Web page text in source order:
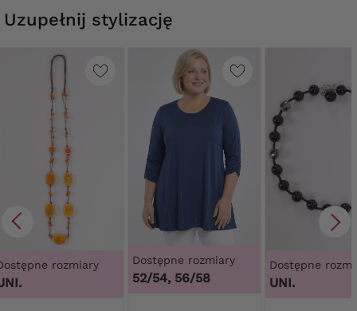
Uzupełnij stylizację
rozmiary Dostępne rozmiary
52/54, 56/58
Dostępne
UNI.